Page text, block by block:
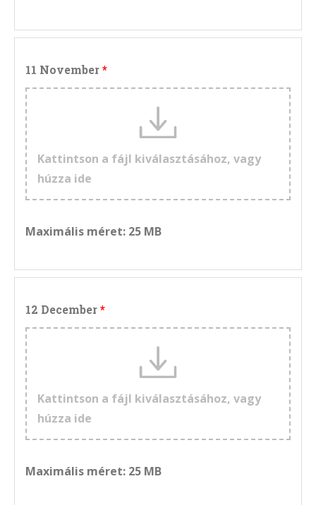
11 November
Kattintson a fájl kiválasztásához, vagy
húzza ide
Maximális méret: 25 MB
12 December
Kattintson a fájl kiválasztásához, vagy
húzza ide
Maximális méret: 25 MB